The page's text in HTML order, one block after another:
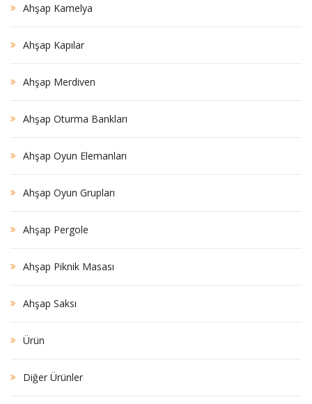
Ahşap Kamelya
Ahşap Kapılar
Ahşap Merdiven
Ahşap Oturma Bankları
Ahşap Oyun Elemanları
Ahşap Oyun Grupları
Ahşap Pergole
Ahşap Piknik Masası
Ahşap Saksı
Ürün
Diğer Ürünler